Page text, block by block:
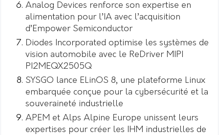
Analog Devices renforce son expertise en
alimentation pour l’IA avec l’acquisition
d’Empower Semiconductor
Diodes Incorporated optimise les systèmes de
vision automobile avec le ReDriver MIPI
PI2MEQX2505Q
SYSGO lance ELinOS 8, une plateforme Linux
embarquée conçue pour la cybersécurité et la
souveraineté industrielle
APEM et Alps Alpine Europe unissent leurs
expertises pour créer les IHM industrielles de